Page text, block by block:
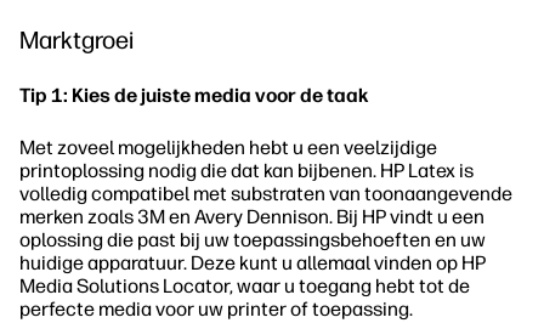
Marktgroei
Tip 1: Kies de juiste media voor de taak
Met zoveel mogelijkheden hebt u een veelzijdige
printoplossing nodig die dat kan bijbenen. HP Latex is
volledig compatibel met substraten van toonaangevende
merken zoals 3M en Avery Dennison. Bij HP vindt u een
oplossing die past bij uw toepassingsbehoeften en uw
huidige apparatuur. Deze kunt u allemaal vinden op HP
Media Solutions Locator, waar u toegang hebt tot de
perfecte media voor uw printer of toepassing.